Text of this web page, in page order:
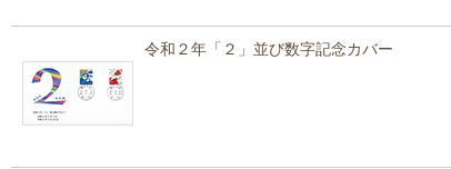
令和２年「２」並び数字記念カバー